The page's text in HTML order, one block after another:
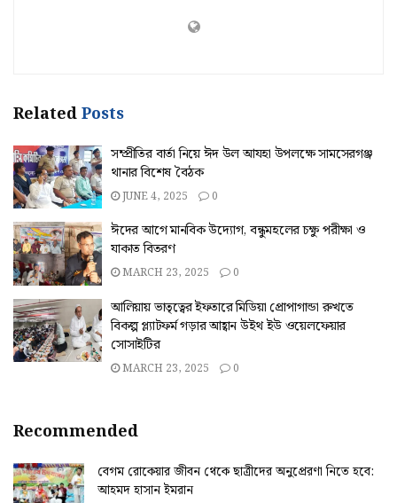
RelatedPosts
সম্প্রীতির বার্তা নিয়ে ঈদ উল আযহা উপলক্ষে সামসেরগঞ্জ
থানার বিশেষ বৈঠক
JUNE 4, 2025 0
ঈদের আগে মানবিক উদ্যোগ, বন্ধুমহলের চক্ষু পরীক্ষা ও
যাকাত বিতরণ
MARCH 23, 2025 0
আলিয়ায় ভাতৃত্বের ইফতারে মিডিয়া প্রোপাগান্ডা রুখতে
বিকল্প প্ল্যাটফর্ম গড়ার আহ্বান উইথ ইউ ওয়েলফেয়ার
সোসাইটির
MARCH 23, 2025 0
Recommended
বেগম রোকেয়ার জীবন থেকে ছাত্রীদের অনুপ্রেরণা নিতে হবে:
আহমদ হাসান ইমরান